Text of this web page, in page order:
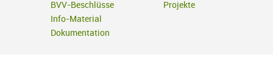
BVV-Beschlüsse
Info-Material
Dokumentation
Projekte